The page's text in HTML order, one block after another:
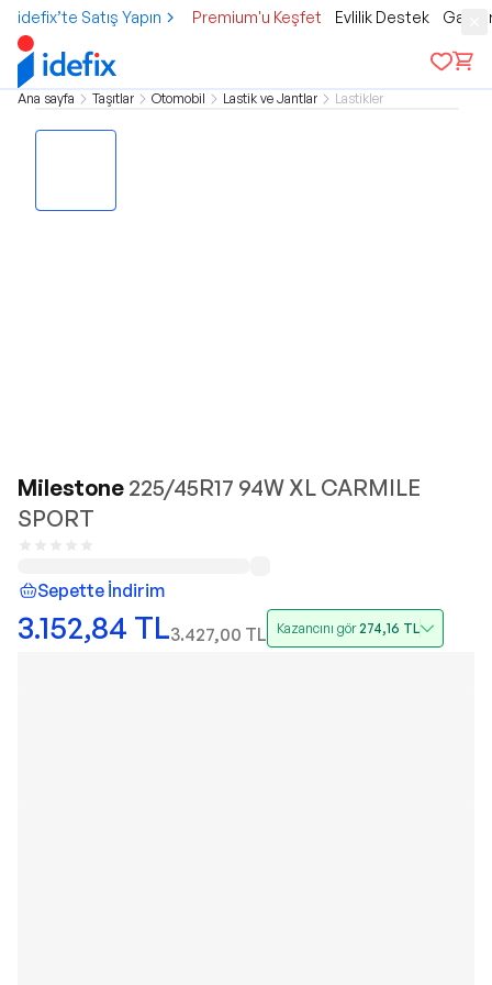
idefix’te Satış Yapın Premium'u Keşfet Evlilik Destek
Ana sayfa Taşıtlar Otomobil Lastik ve Jantlar Lastikler
Milestone 225/45R17 94W XL CARMILE
SPORT
Sepette İndirim
3.152,84 TL3.427,00 TL Kazancını gör274,16 TL